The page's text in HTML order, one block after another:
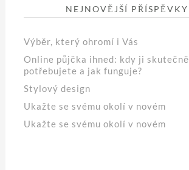
NEJNOVĚJŠÍ PŘÍSPĚVKY
Výběr, který ohromí i Vás
Online půjčka ihned: kdy ji skutečně
potřebujete a jak funguje?
Stylový design
Ukažte se svému okolí v novém
Ukažte se svému okolí v novém